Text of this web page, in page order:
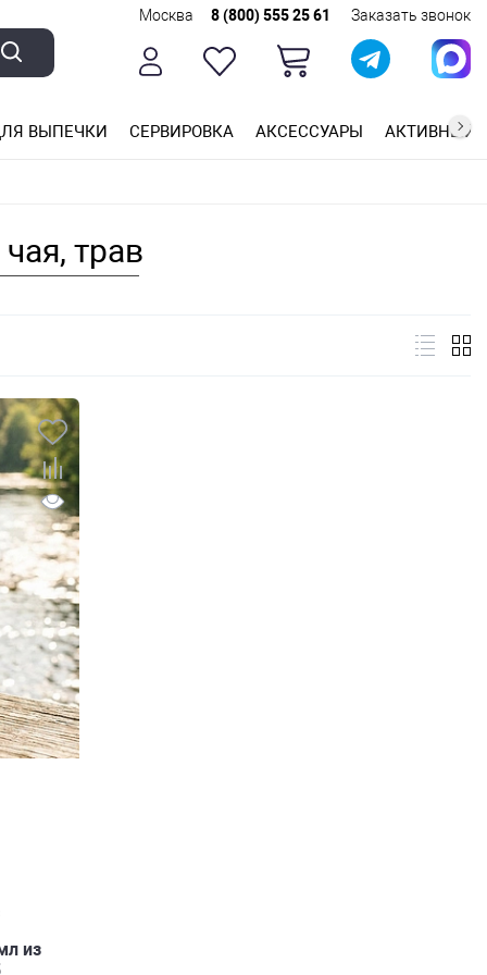
Москва 8 (800) 555 25 61 Заказать звонок
ВЫПЕЧКИ СЕРВИРОВКА АКСЕССУАРЫ АКТИВНЫЙ
трав
из